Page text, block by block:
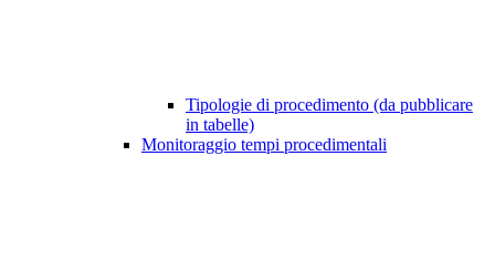
Tipologie di procedimento (da pubblicare
in tabelle)
Monitoraggio tempi procedimentali